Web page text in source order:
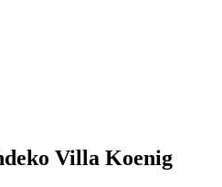
Villa Koenig